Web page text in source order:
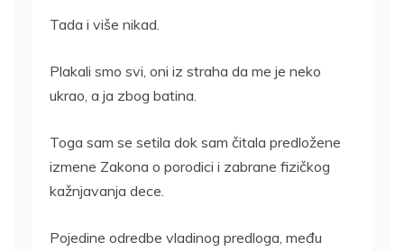
Tada i više nikad.
Plakali smo svi, oni iz straha da me je neko
ukrao, a ja zbog batina.
Toga sam se setila dok sam čitala predložene
izmene Zakona o porodici i zabrane fizičkog
kažnjavanja dece.
Pojedine odredbe vladinog predloga, među